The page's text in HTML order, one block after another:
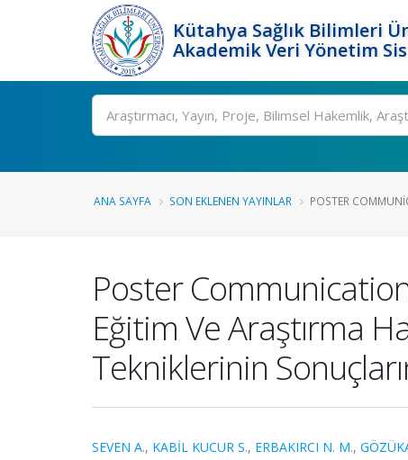
Kütahya Sağlık Bilimleri
Akademik Veri Yönetim
Ara
ANA SAYFA SON EKLENEN YAYINLAR POSTER
Poster
Eğitim Ve Araştırma
Tekniklerinin
SEVEN A., KABİL KUCUR S., ERBAKIRCI N. M.,